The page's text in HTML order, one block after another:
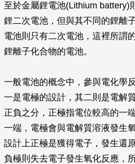
至於金屬鋰電池(Lithium battery)
鋰二次電池，但與其不同的鋰離
電池則只有二次電池，這裡所謂
鋰離子化合物的電池。
一般電池的概念中，參與電化學
一是電極的設計，其二則是電解
正負之分，正極指電位較高的一
一端，電極會與電解質溶液發生
設計上正極是獲得電子，發生還
負極則失去電子發生氧化反應，